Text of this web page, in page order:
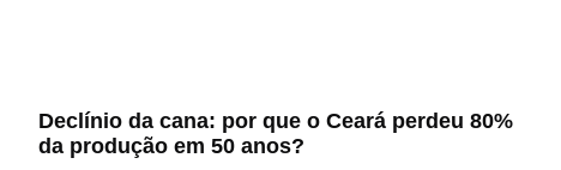
Declínio da cana: por que o Ceará perdeu 80%
da produção em 50 anos?